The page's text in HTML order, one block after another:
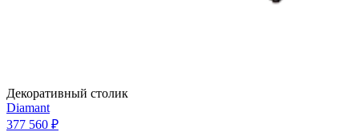
Декоративный столик
Diamant
377 560 ₽